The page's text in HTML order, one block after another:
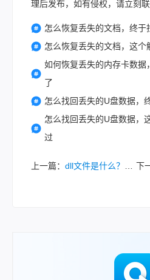
理后发布，如有侵权，请立刻
怎么恢复丢失的文档，终于
怎么恢复丢失的文档，这个
如何恢复丢失的内存卡数据
了
怎么找回丢失的U盘数据，
怎么找回丢失的U盘数据，
过
上一篇： dll文件是什么？全面解析Windows系统中的动态链接库！ 下